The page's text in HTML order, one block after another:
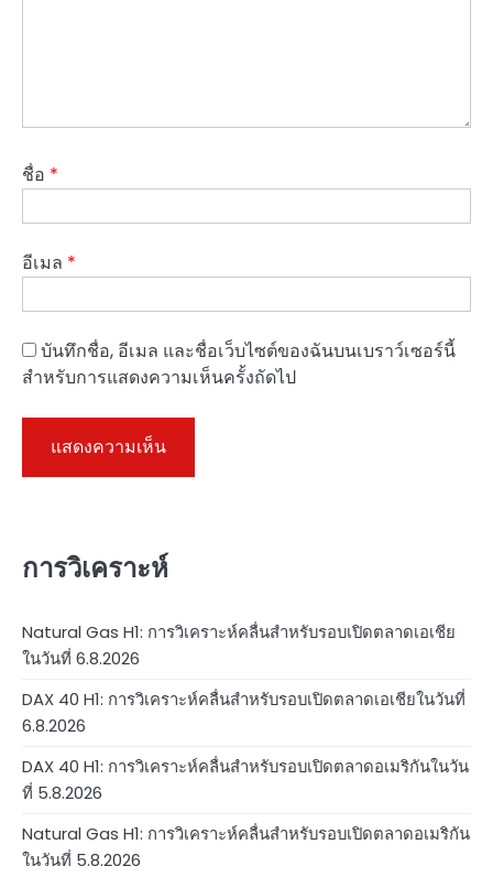
ชื่อ *
อีเมล *
บันทึกชื่อ, อีเมล และชื่อเว็บไซต์ของฉันบนเบราว์เซอร์นี้
สำหรับการแสดงความเห็นครั้งถัดไป
การวิเคราะห์
Natural Gas H1: การวิเคราะห์คลื่นสำหรับรอบเปิดตลาดเอเชีย
ในวันที่ 6.8.2026
DAX 40 H1: การวิเคราะห์คลื่นสำหรับรอบเปิดตลาดเอเชียในวันที่
6.8.2026
DAX 40 H1: การวิเคราะห์คลื่นสำหรับรอบเปิดตลาดอเมริกันในวัน
ที่ 5.8.2026
Natural Gas H1: การวิเคราะห์คลื่นสำหรับรอบเปิดตลาดอเมริกัน
ในวันที่ 5.8.2026